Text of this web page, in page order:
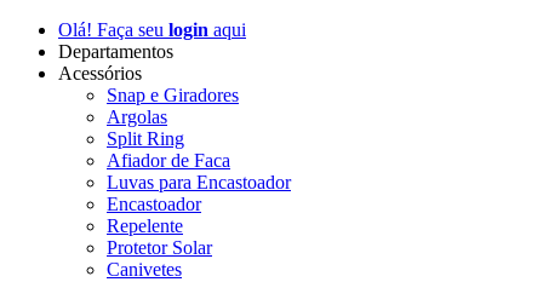
Olá! Faça seu login aqui
Departamentos
Acessórios
Snap e Giradores
Argolas
Split Ring
Afiador de Faca
Luvas para Encastoador
Encastoador
Repelente
Protetor Solar
Canivetes